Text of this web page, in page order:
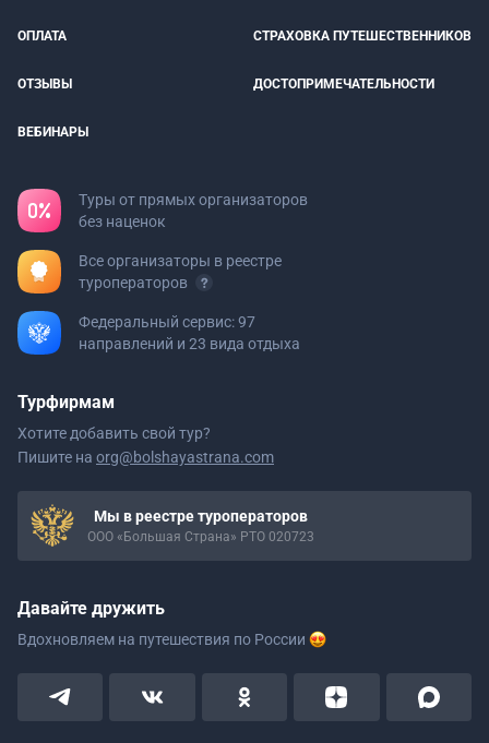
ОПЛАТА СТРАХОВКА ПУТЕШЕСТВЕННИКОВ
ОТЗЫВЫ ДОСТОПРИМЕЧАТЕЛЬНОСТИ
ВЕБИНАРЫ
Туры от прямых организаторов
без наценок
Все организаторы в реестре
туроператоров
Федеральный сервис: 97
направлений и 23 вида отдыха
Турфирмам
Хотите добавить свой тур?
Пишите на org@bolshayastrana.com
Мы в реестре туроператоров
ООО «Большая Страна» РТО 020723
Давайте дружить
Вдохновляем на путешествия по России